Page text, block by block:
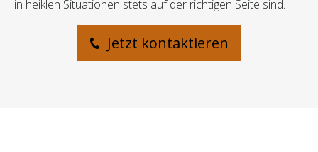
in heiklen Situationen stets auf der richtigen Seite sind.
Jetzt kontaktieren